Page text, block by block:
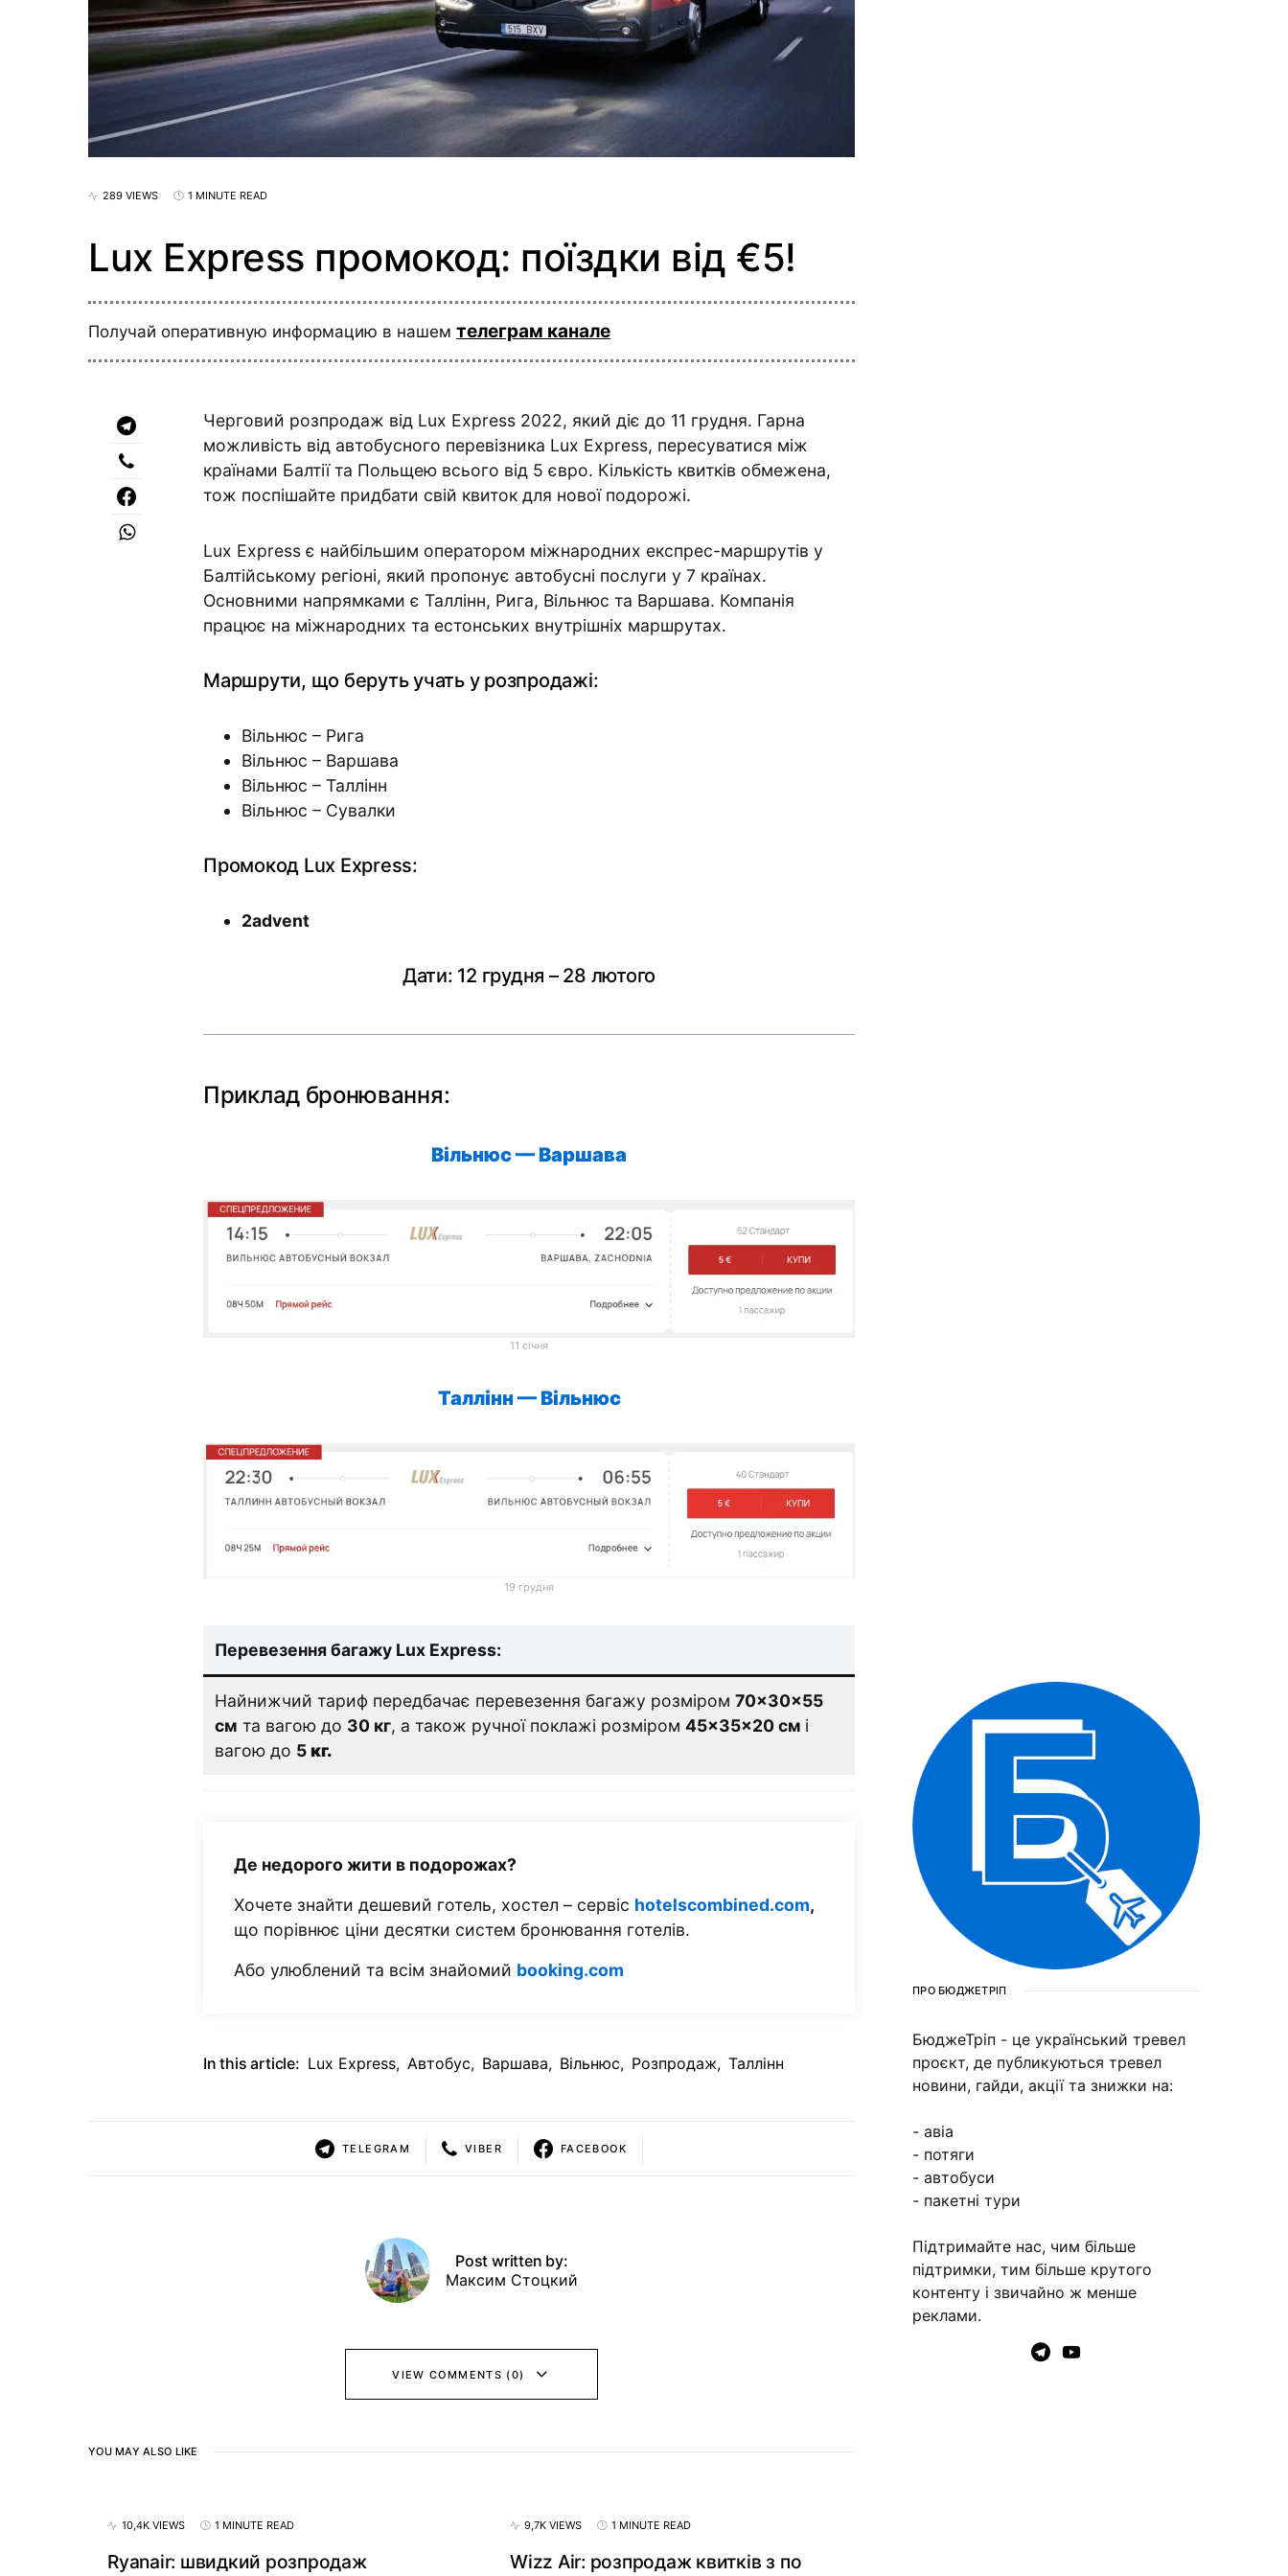
289 VIEWS 1 MINUTE READ
Lux Express промокод: поїздки від €5!
Получай оперативную информацию в нашем телеграм канале
Черговий розпродаж від Lux Express 2022, який діє до 11 грудня. Гарна
можливість від автобусного перевізника Lux Express, пересуватися між
країнами Балтії та Польщею всього від 5 євро. Кількість квитків обмежена,
тож поспішайте придбати свій квиток для нової подорожі.
Lux Express є найбільшим оператором міжнародних експрес-маршрутів у
Балтійському регіоні, який пропонує автобусні послуги у 7 країнах.
Основними напрямками є Таллінн, Рига, Вільнюс та Варшава. Компанія
працює на міжнародних та естонських внутрішніх маршрутах.
Маршрути, що беруть учать у розпродажі:
Вільнюс – Рига
Вільнюс – Варшава
Вільнюс – Таллінн
Вільнюс – Сувалки
Промокод Lux Express:
2advent
Дати: 12 грудня – 28 лютого
Приклад бронювання:
Вільнюс — Варшава
11 січня
Таллінн — Вільнюс
19 грудня
Перевезення багажу Lux Express:
Найнижчий тариф передбачає перевезення багажу розміром 70×30×55
см та вагою до 30 кг, а також ручної поклажі розміром 45×35×20 см і
вагою до 5кг.
Де недорого жити в подорожах?
Хочете знайти дешевий готель, хостел – сервіс hotelscombined.com,
що порівнює ціни десятки систем бронювання готелів.
Або улюблений та всім знайомий booking.com
In this article: Lux Express, Автобус, Варшава, Вільнюс, Розпродаж, Таллінн
TELEGRAM VIBER FACEBOOK
Post written by:
Максим Стоцкий
VIEW COMMENTS (0)
YOU MAY ALSO LIKE
10,4K VIEWS 1 MINUTE READ
Ryanair: швидкий розпродаж
9,7K VIEWS 1 MINUTE READ
Wizz Air: розпродаж квитків з по
ПРО БЮДЖЕТРІП
БюджеТріп - це український тревел
проєкт, де публикуються тревел
новини, гайди, акції та знижки на:
- авіа
- потяги
- автобуси
- пакетні тури
Підтримайте нас, чим більше
підтримки, тим більше крутого
контенту і звичайно ж менше
реклами.